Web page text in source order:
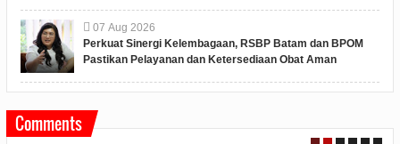
07 Aug 2026
Perkuat Sinergi Kelembagaan, RSBP Batam dan BPOM
Pastikan Pelayanan dan Ketersediaan Obat Aman
Comments